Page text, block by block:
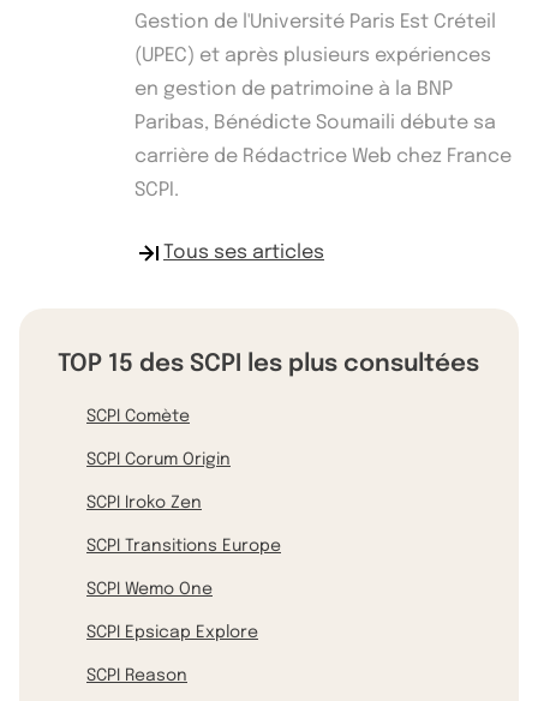
Gestion de l'Université Paris Est Créteil
(UPEC) et après plusieurs expériences
en gestion de patrimoine à la BNP
Paribas, Bénédicte Soumaili débute sa
carrière de Rédactrice Web chez France
SCPI.
Tous ses articles
TOP 15 des SCPI les plus consultées
SCPI Comète
SCPI Corum Origin
SCPI Iroko Zen
SCPI Transitions Europe
SCPI Wemo One
SCPI Epsicap Explore
SCPI Reason